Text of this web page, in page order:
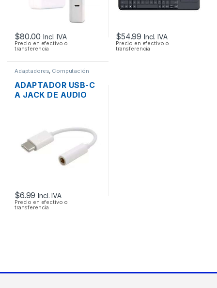
$80.00 Incl. IVA
Precio en efectivo o
transferencia
$54.99 Incl. IVA
Precio en efectivo o
transferencia
Adaptadores, Computación
ADAPTADOR USB-C
A JACK DE AUDIO
GALAXY S9 / S8
$6.99 Incl. IVA
Precio en efectivo o
transferencia